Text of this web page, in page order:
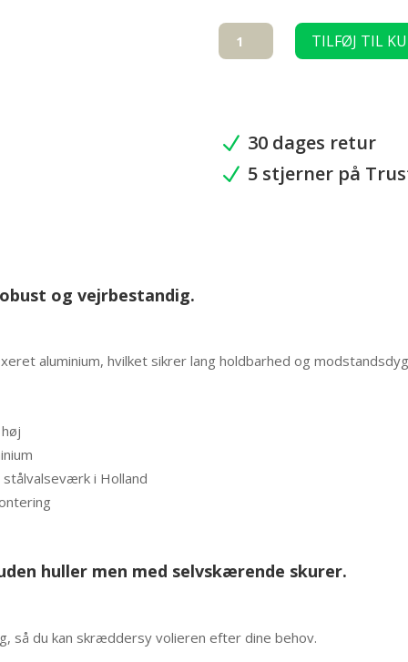
Grøn
Aluminiums
meter
antal
TILFØJ TIL
N 30 dages retur
N 5 stjerner på
og vejrbestandig.
aluminium, hvilket sikrer lang holdbarhed og
i Holland
huller men med selvskærende skurer.
så du kan skræddersy volieren efter dine behov.